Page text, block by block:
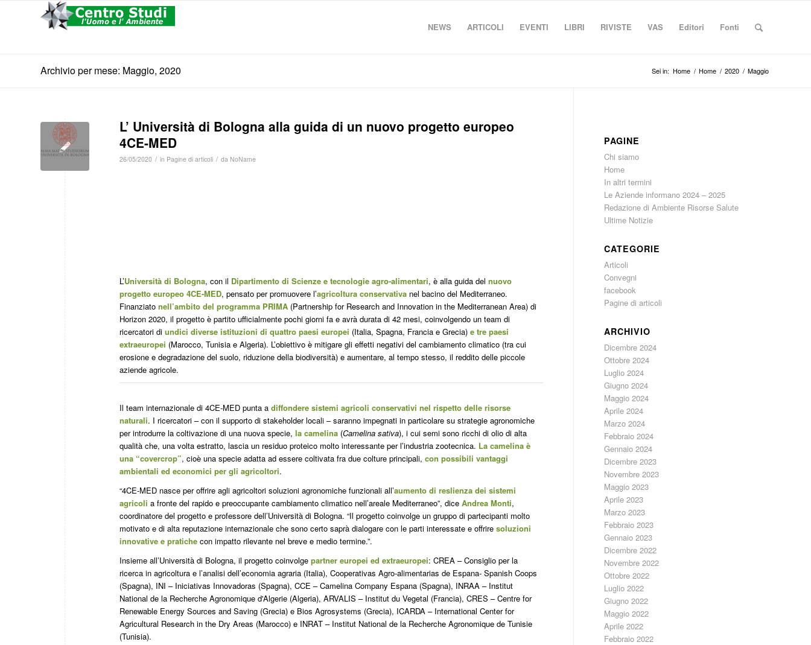
NEWS ARTICOLI EVENTI LIBRI RIVISTE VAS Editori Fonti
Archivio per mese: Maggio, 2020 Sei in: Home / Home / 2020 / Maggio
L’ Università di Bologna alla guida di un nuovo progetto europeo
4CE-MED
26/05/2020 / in Pagine di articoli / da NoName
L’Università di Bologna, con il Dipartimento di Scienze e tecnologie agro-alimentari, è alla guida del nuovo
progetto europeo 4CE-MED, pensato per promuovere l’agricoltura conservativa nel bacino del Mediterraneo.
Finanziato nell’ambito del programma PRIMA (Partnership for Research and Innovation in the Mediterranean Area) di
Horizon 2020, il progetto è partito ufficialmente pochi giorni fa e avrà durata di 42 mesi, coinvolgendo un team di
ricercatori di undici diverse istituzioni di quattro paesi europei (Italia, Spagna, Francia e Grecia) e tre paesi
extraeuropei (Marocco, Tunisia e Algeria). L’obiettivo è mitigare gli effetti negativi del cambiamento climatico (tra cui
erosione e degradazione del suolo, riduzione della biodiversità) e aumentare, al tempo stesso, il reddito delle piccole
aziende agricole.
Il team internazionale di 4CE-MED punta a diffondere sistemi agricoli conservativi nel rispetto delle risorse
naturali. I ricercatori – con il supporto di stakeholder locali – saranno impegnati in particolare su strategie agronomiche
per introdurre la coltivazione di una nuova specie, la camelina (Camelina sativa), i cui semi sono ricchi di olio di alta
qualità che, una volta estratto, lascia un residuo proteico molto interessante per l’industria zootecnica. La camelina è
una “covercrop”, cioè una specie adatta ad essere coltivata fra due colture principali, con possibili vantaggi
ambientali ed economici per gli agricoltori.
“4CE-MED nasce per offrire agli agricoltori soluzioni agronomiche funzionali all’aumento di reslienza dei sistemi
agricoli a fronte del rapido e preoccupante cambiamento climatico nell’areale Mediterraneo”, dice Andrea Monti,
coordinatore del progetto e professore dell’Università di Bologna. “Il progetto coinvolge un gruppo di partecipanti molto
motivato e di alta reputazione internazionale che sono certo saprà dialogare con le parti interessate e offrire soluzioni
innovative e pratiche con impatto rilevante nel breve e medio termine.”.
Insieme all’Università di Bologna, il progetto coinvolge partner europei ed extraeuropei: CREA – Consiglio per la
ricerca in agricoltura e l’analisi dell’economia agraria (Italia), Cooperativas Agro-alimentarias de Espana- Spanish Coops
(Spagna), INI – Iniciativas Innovadoras (Spagna), CCE – Camelina Company Espana (Spagna), INRAA – Institut
National de la Recherche Agronomique d'Algerie (Algeria), ARVALIS – Institut du Vegetal (Francia), CRES – Centre for
Renewable Energy Sources and Saving (Grecia) e Bios Agrosystems (Grecia), ICARDA – International Center for
Agricultural Research in the Dry Areas (Marocco) e INRAT – Institut National de la Recherche Agronomique de Tunisie
(Tunisia).
PAGINE
Chi siamo
Home
In altri termini
Le Aziende informano 2024 – 2025
Redazione di Ambiente Risorse Salute
Ultime Notizie
CATEGORIE
Articoli
Convegni
facebook
Pagine di articoli
ARCHIVIO
Dicembre 2024
Ottobre 2024
Luglio 2024
Giugno 2024
Maggio 2024
Aprile 2024
Marzo 2024
Febbraio 2024
Gennaio 2024
Dicembre 2023
Novembre 2023
Maggio 2023
Aprile 2023
Marzo 2023
Febbraio 2023
Gennaio 2023
Dicembre 2022
Novembre 2022
Ottobre 2022
Luglio 2022
Giugno 2022
Maggio 2022
Aprile 2022
Febbraio 2022